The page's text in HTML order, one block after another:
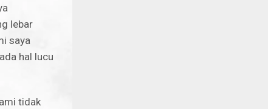
lebar
saya
hal lucu
tidak